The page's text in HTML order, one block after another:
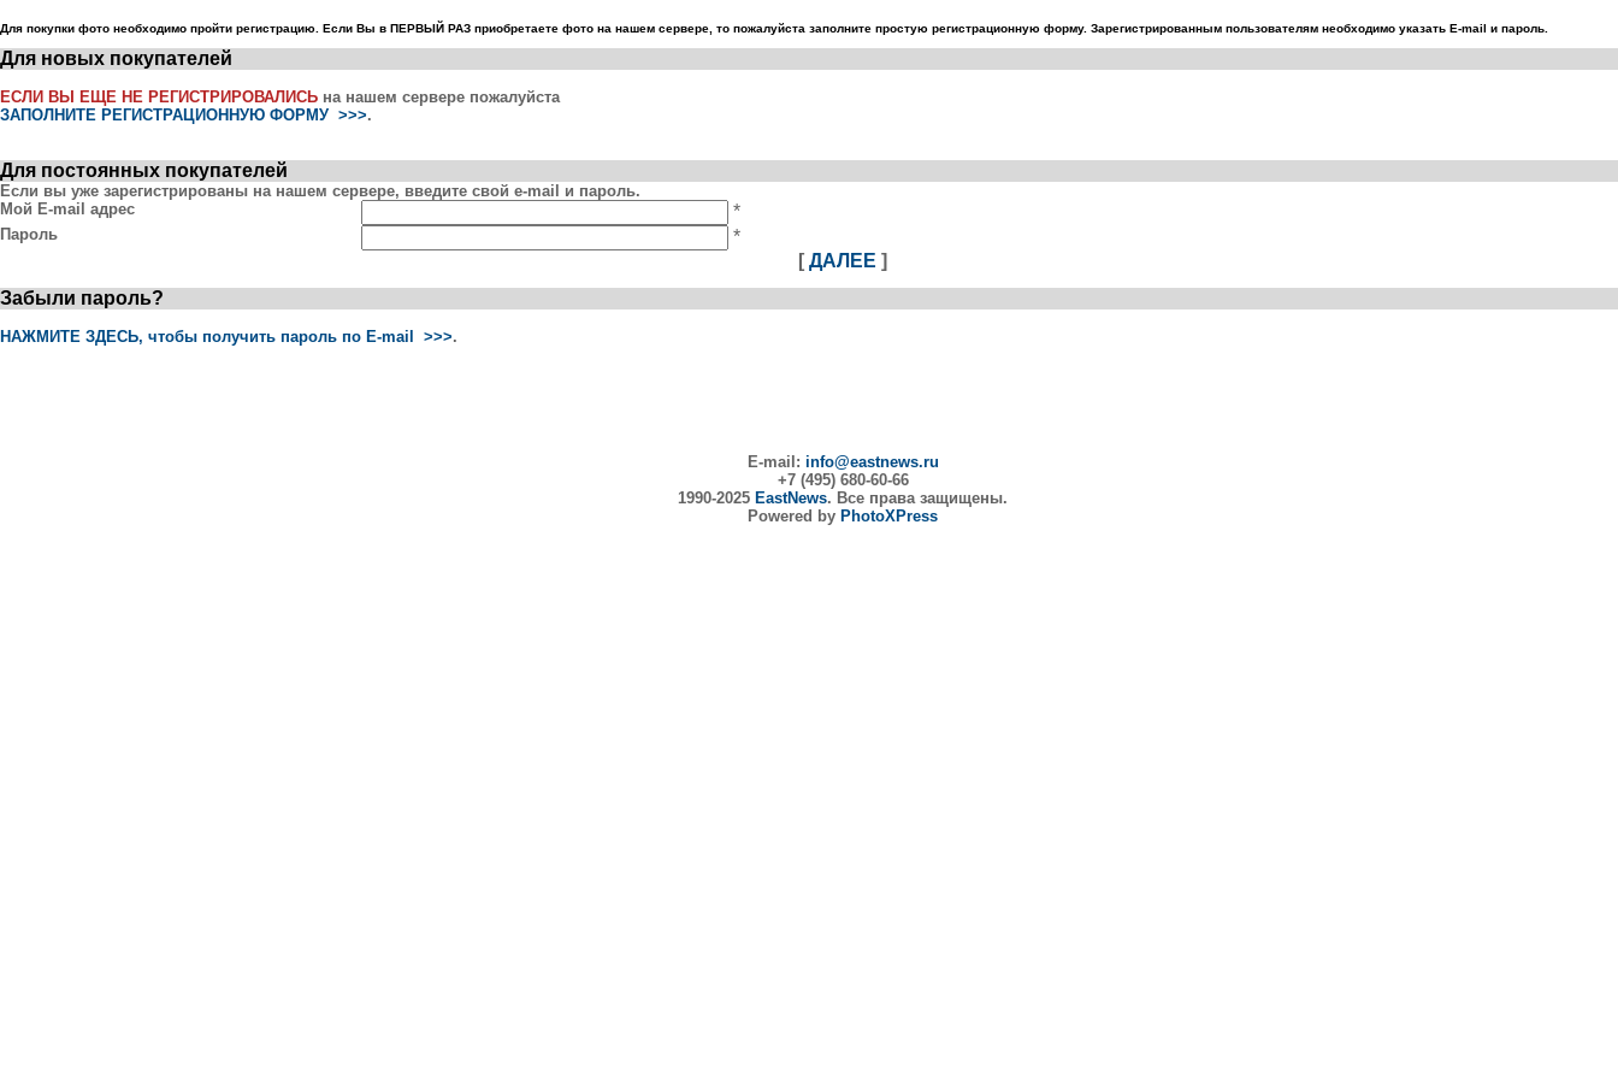
Для покупки фото необходимо пройти регистрацию. Если Вы в ПЕРВЫЙ РАЗ приобретаете фото на нашем сервере, то пожалуйста заполните простую регистрационную форму. Зарегистрированным пользователям необходимо указать E-mail и пароль.
Для новых покупателей
ЕСЛИ ВЫ ЕЩЕ НЕ РЕГИСТРИРОВАЛИСЬ на нашем сервере пожалуйста
ЗАПОЛНИТЕ РЕГИСТРАЦИОННУЮ ФОРМУ >>>.
Для постоянных покупателей
Если вы уже зарегистрированы на нашем сервере, введите свой e-mail и пароль.
Мой E-mail адрес
*
Пароль
*
[ ДАЛЕЕ ]
Забыли пароль?
НАЖМИТЕ ЗДЕСЬ, чтобы получить пароль по E-mail >>>.
E-mail: info@eastnews.ru
+7 (495) 680-60-66
1990-2025 EastNews. Все права защищены.
Powered by PhotoXPress